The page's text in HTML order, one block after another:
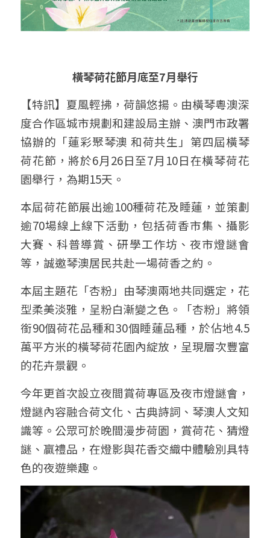
橫琴荷花節月底至7月舉行
【特訊】夏風輕拂，荷韻悠揚。由橫琴粵澳深
度合作區城市規劃和建設局主辦、澳門市政署
協辦的「蓮彩聚琴澳 和荷共生」第四屆橫琴
荷花節，將於6月26日至7月10日在橫琴荷花
園舉行，為期15天。
本屆荷花節展出逾100種荷花及睡蓮，並策劃
逾70場線上線下活動，包括荷香市集、攝影
大賽、科普導賞、研學工作坊、夜市燈謎會
等，誠邀琴澳居民共赴一場荷香之約。
本屆主題花「杏粉」由琴澳兩地共同選定，花
型柔美淡雅，呈粉白漸變之色。「杏粉」將領
銜90個荷花品種和30個睡蓮品種，於佔地4.5
萬平方米的橫琴荷花園內綻放，呈現層次豐富
的花卉景觀。
今年更首次設立夜間賞荷專區及夜市燈謎會，
燈謎內容融合荷文化、古典詩詞、琴澳人文知
識等。公眾可於晚間漫步荷園，賞荷花、猜燈
謎、贏禮品，在燈影與花香交織中體驗別具特
色的夜遊樂趣。